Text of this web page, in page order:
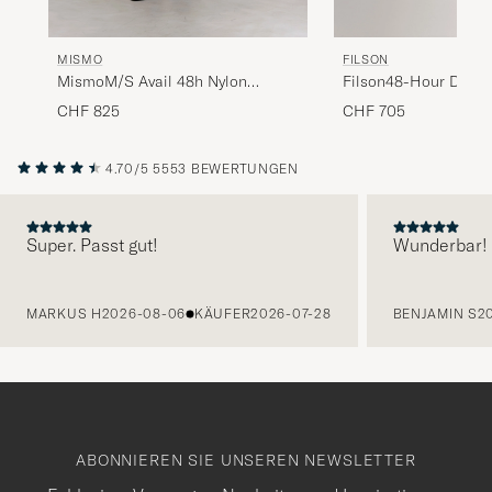
MISMO
MismoM/S Avail 48h Nylon
WeekendbagNavy/Dark Brown
CHF 825
FILSON
Filson48-Hour
Green
CHF 705
4.70/5 5553 BEWERTUNGEN
Super. Passt gut!
MARKUS H2026-08-06 KÄUFER2026-07-28
Wunderbar!
BENJAMIN S
ABONNIEREN SIE UNSEREN NEWSLETTER